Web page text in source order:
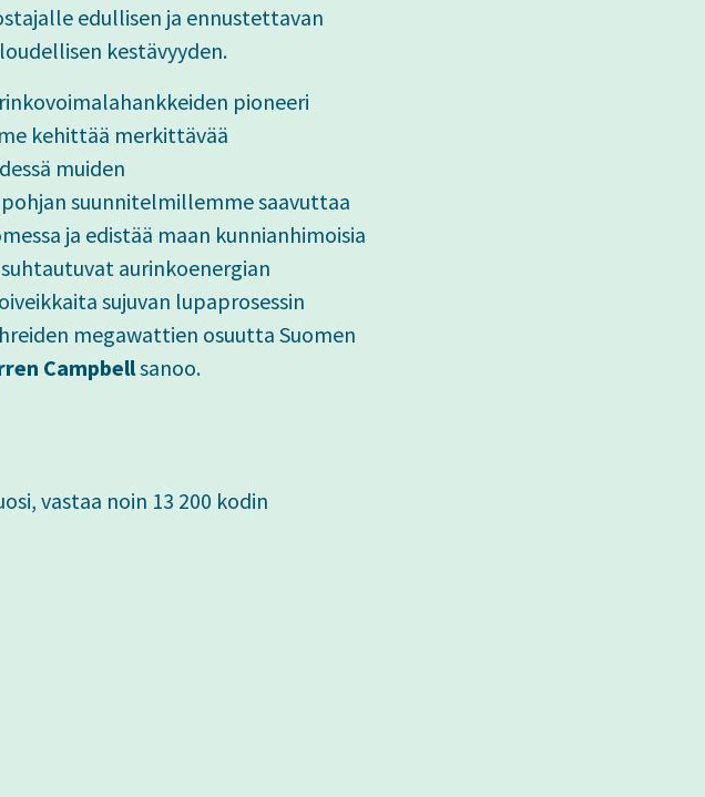
edullisen ja ennustettavan
kestävyyden.
pioneeri
kehittää merkittävää
muiden
suunnitelmillemme saavuttaa
ja edistää maan kunnianhimoisia
aurinkoenergian
sujuvan lupaprosessin
megawattien osuutta Suomen
Campbellsanoo.
vastaa noin 13 200 kodin